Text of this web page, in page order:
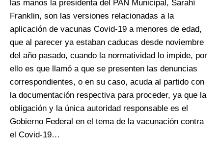
las manos la presidenta del PAN Municipal, Sarahí
Franklin, son las versiones relacionadas a la
aplicación de vacunas Covid-19 a menores de edad,
que al parecer ya estaban caducas desde noviembre
del año pasado, cuando la normatividad lo impide, por
ello es que llamó a que se presenten las denuncias
correspondientes, o en su caso, acuda al partido con
la documentación respectiva para proceder, ya que la
obligación y la única autoridad responsable es el
Gobierno Federal en el tema de la vacunación contra
el Covid-19…